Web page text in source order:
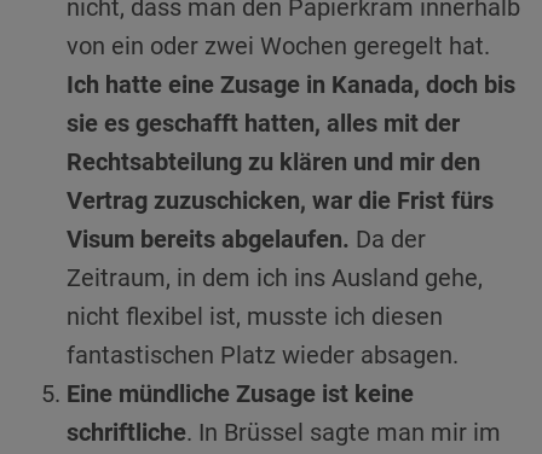
nicht, dass man den Papierkram innerhalb
von ein oder zwei Wochen geregelt hat.
Ich hatte eine Zusage in Kanada, doch bis
sie es geschafft hatten, alles mit der
Rechtsabteilung zu klären und mir den
Vertrag zuzuschicken, war die Frist fürs
Visum bereits abgelaufen. Da der
Zeitraum, in dem ich ins Ausland gehe,
nicht flexibel ist, musste ich diesen
fantastischen Platz wieder absagen.
Eine mündliche Zusage ist keine
schriftliche. In Brüssel sagte man mir im